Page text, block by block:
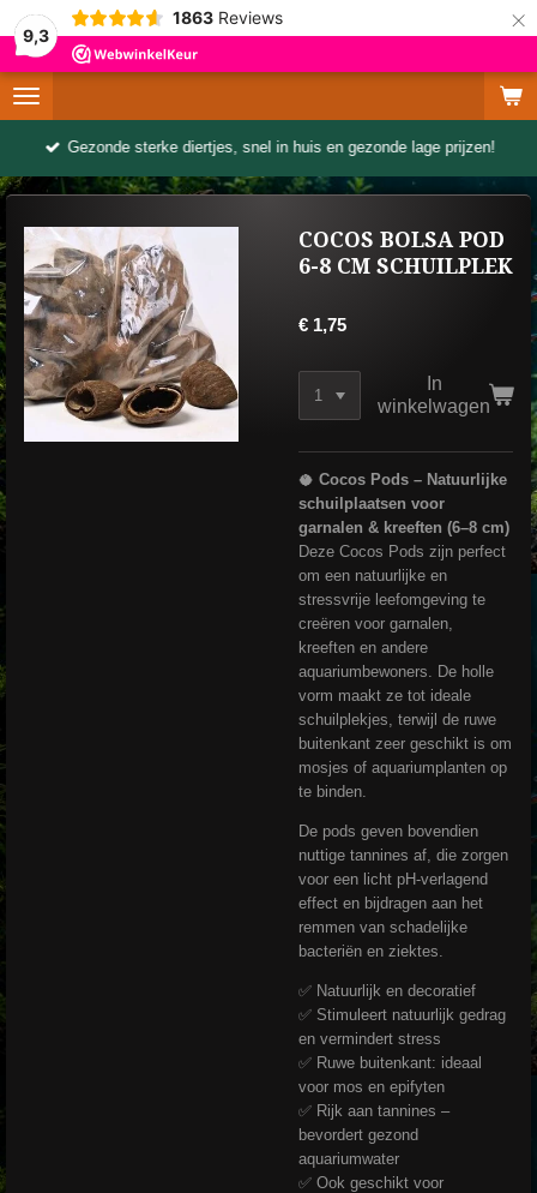
9,3
1863 Reviews ×
Gezonde sterke diertjes, snel in huis en gezonde lage prijzen!
COCOS BOLSA POD
6-8 CM SCHUILPLEK
€ 1,75
In
winkelwagen
🥥 Cocos Pods – Natuurlijke
schuilplaatsen voor
garnalen & kreeften (6–8 cm)
Deze Cocos Pods zijn perfect
om een natuurlijke en
stressvrije leefomgeving te
creëren voor garnalen,
kreeften en andere
aquariumbewoners. De holle
vorm maakt ze tot ideale
schuilplekjes, terwijl de ruwe
buitenkant zeer geschikt is om
mosjes of aquariumplanten op
te binden.
De pods geven bovendien
nuttige tannines af, die zorgen
voor een licht pH-verlagend
effect en bijdragen aan het
remmen van schadelijke
bacteriën en ziektes.
✅ Natuurlijk en decoratief
✅ Stimuleert natuurlijk gedrag
en vermindert stress
✅ Ruwe buitenkant: ideaal
voor mos en epifyten
✅ Rijk aan tannines –
bevordert gezond
aquariumwater
✅ Ook geschikt voor